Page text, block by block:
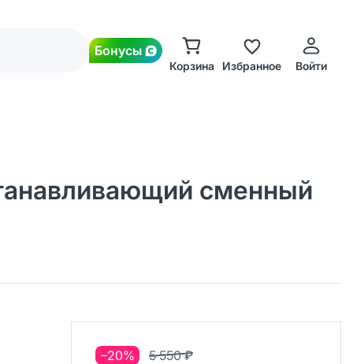
Бонусы
Корзина Избранное Войти
сменный
−20%
5 550 ₽